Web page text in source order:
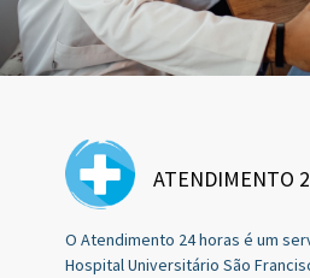
ATENDIMENTO
O Atendimento 24 horas é um
Hospital Universitário São